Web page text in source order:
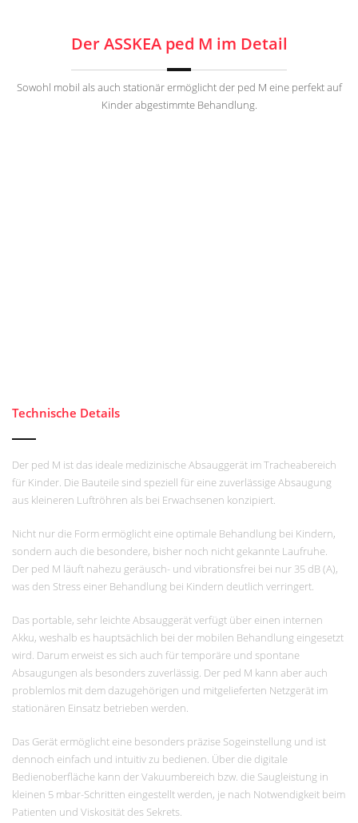
Der ASSKEA ped M im Detail
Sowohl mobil als auch stationär ermöglicht der ped M eine perfekt auf
Kinder abgestimmte Behandlung.
Technische Details
Der ped M ist das ideale medizinische Absauggerät im Tracheabereich
für Kinder. Die Bauteile sind speziell für eine zuverlässige Absaugung
aus kleineren Luftröhren als bei Erwachsenen konzipiert.
Nicht nur die Form ermöglicht eine optimale Behandlung bei Kindern,
sondern auch die besondere, bisher noch nicht gekannte Laufruhe.
Der ped M läuft nahezu geräusch- und vibrationsfrei bei nur 35 dB (A),
was den Stress einer Behandlung bei Kindern deutlich verringert.
Das portable, sehr leichte Absauggerät verfügt über einen internen
Akku, weshalb es hauptsächlich bei der mobilen Behandlung eingesetzt
wird. Darum erweist es sich auch für temporäre und spontane
Absaugungen als besonders zuverlässig. Der ped M kann aber auch
problemlos mit dem dazugehörigen und mitgelieferten Netzgerät im
stationären Einsatz betrieben werden.
Das Gerät ermöglicht eine besonders präzise Sogeinstellung und ist
dennoch einfach und intuitiv zu bedienen. Über die digitale
Bedienoberfläche kann der Vakuumbereich bzw. die Saugleistung in
kleinen 5 mbar-Schritten eingestellt werden, je nach Notwendigkeit beim
Patienten und Viskosität des Sekrets.